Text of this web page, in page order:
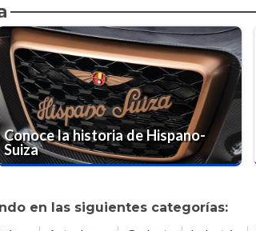
Conoce la historia de Hispano-
Suiza
en las siguientes categorías: